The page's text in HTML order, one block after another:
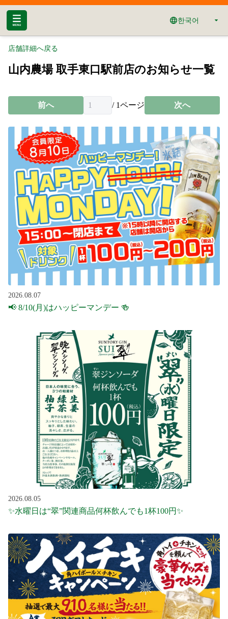
한국어
店舗詳細へ戻る
山内農場 取手東口駅前店のお知らせ一覧
前へ / 1ページ 次へ
2026.08.07
📢 8/10(月)はハッピーマンデー 🍻
2026.08.05
✨水曜日は“翠”関連商品何杯飲んでも1杯100円✨